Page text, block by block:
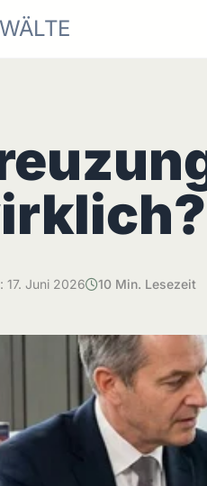
17. Juni 2026 10 Min. Lesezeit